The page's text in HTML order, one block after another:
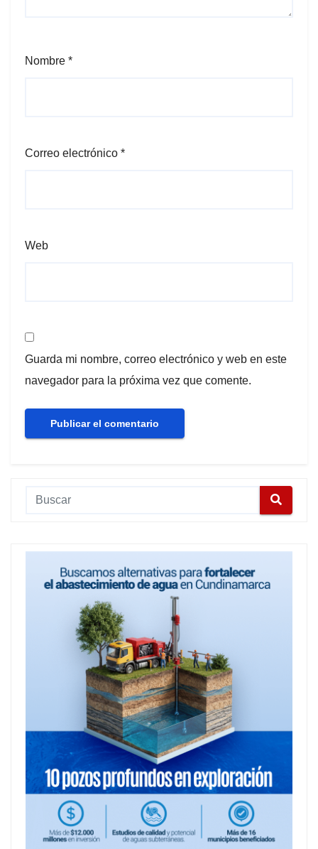
Nombre *
Correo electrónico *
Web
Guarda mi nombre, correo electrónico y web en este
navegador para la próxima vez que comente.